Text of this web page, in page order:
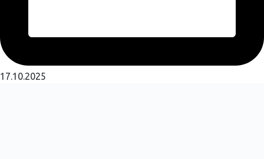
17.10.2025